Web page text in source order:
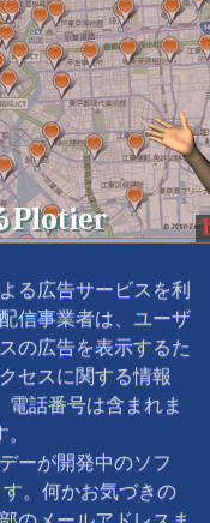
る広告サービスを利
信事業者は、ユーザ
の広告を表示するた
セスに関する情報
電話番号は含まれま
ーが開発中のソフ
。何かお気づきの